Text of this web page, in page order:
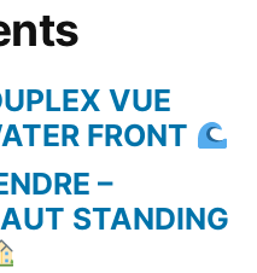
VUE
FRONT
–
STANDING